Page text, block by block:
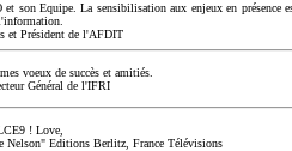
son Equipe. La sensibilisation aux enjeux en présence
et Président de l'AFDIT
voeux de succès et amitiés.
Général de l'IFRI
! Love,
Nelson" Editions Berlitz, France Télévisions